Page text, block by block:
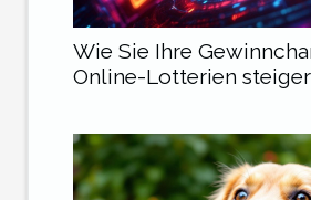
Wie Sie Ihre
Online-Lotterien